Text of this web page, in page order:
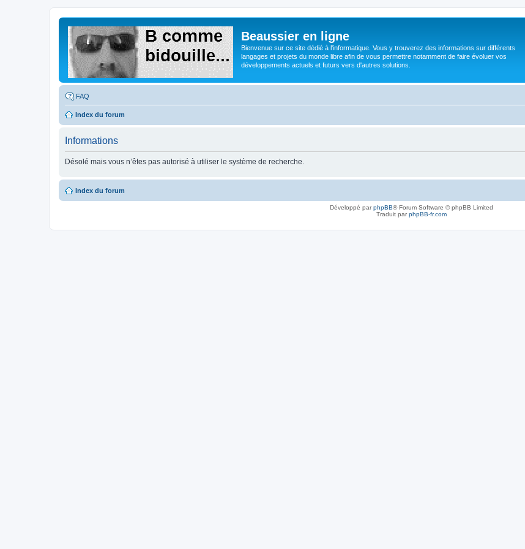
Beaussier en ligne
Bienvenue sur ce site dédié à l'informatique. Vous y trouverez des informations sur différents
langages et projets du monde libre afin de vous permettre notamment de faire évoluer vos
développements actuels et futurs vers d'autres solutions.
FAQ
Index du forum
Informations
Désolé mais vous n’êtes pas autorisé à utiliser le système de recherche.
Index du forum
Développé parphpBB® Forum Software © phpBB Limited
Traduit parphpBB-fr.com